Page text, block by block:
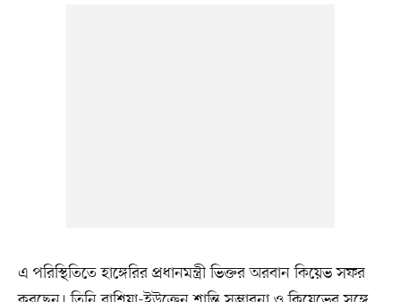
এ পরিস্থিতিতে হাঙ্গেরির প্রধানমন্ত্রী ভিক্তর অরবান কিয়েভ সফর